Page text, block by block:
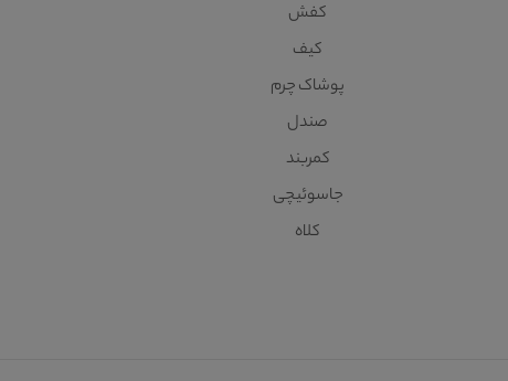
کفش
کیف
پوشاک چرم
صندل
کمربند
جاسوئیچی
کلاه